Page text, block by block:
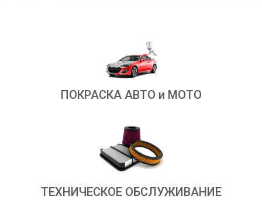
ПОКРАСКА АВТО и МОТО
ТЕХНИЧЕСКОЕ ОБСЛУЖИВАНИЕ